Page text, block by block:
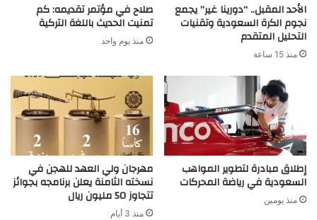
الأحد المقبل.. “دورينا غير” يجمع
نجوم الكرة السعودية وتقنيات
التحليل المتقدم
منذ 15 ساعة
صلاح في مؤتمر تقديمه: كم
تمنيت الحديث باللغة التركية
منذ يوم واحد
إطلاق مبادرة لتطوير المواهب
السعودية في رياضة المحركات
منذ يومين
مهرجان ولي العهد للهجن في
نسخته الثامنة يعلن برنامجه بجوائز
تتجاوز 50 مليون ريال
منذ 3 أيام